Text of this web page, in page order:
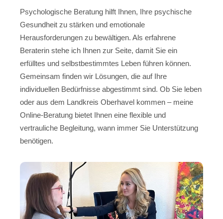
Psychologische Beratung hilft Ihnen, Ihre psychische
Gesundheit zu stärken und emotionale
Herausforderungen zu bewältigen. Als erfahrene
Beraterin stehe ich Ihnen zur Seite, damit Sie ein
erfülltes und selbstbestimmtes Leben führen können.
Gemeinsam finden wir Lösungen, die auf Ihre
individuellen Bedürfnisse abgestimmt sind. Ob Sie leben
oder aus dem Landkreis Oberhavel kommen – meine
Online-Beratung bietet Ihnen eine flexible und
vertrauliche Begleitung, wann immer Sie Unterstützung
benötigen.